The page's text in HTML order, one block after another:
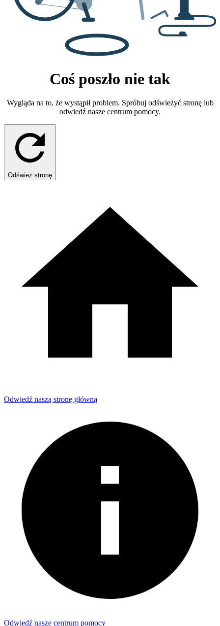
Coś poszło nie tak
Wygląda na to, że wystąpił problem. Spróbuj odświeżyć stronę lub
odwiedź nasze centrum pomocy.
Odśwież stronę
Odwiedź naszą stronę główną
Odwiedź nasze centrum pomocy